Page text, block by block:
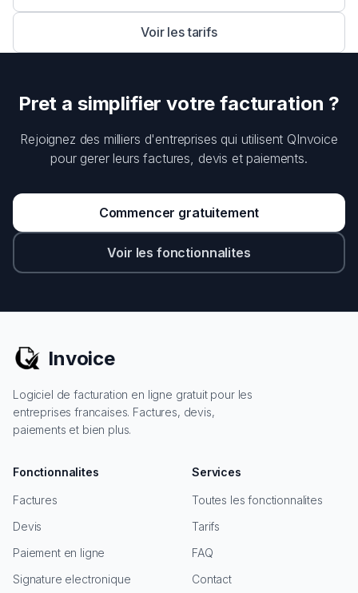
Voir les tarifs
Pret a simplifier votre facturation ?
Rejoignez des milliers d'entreprises qui utilisent QInvoice
pour gerer leurs factures, devis et paiements.
Commencer gratuitement
Voir les fonctionnalites
Invoice
Logiciel de facturation en ligne gratuit pour les
entreprises francaises. Factures, devis,
paiements et bien plus.
Fonctionnalites
Factures
Devis
Paiement en ligne
Signature electronique
Services
Toutes les fonctionnalites
Tarifs
FAQ
Contact